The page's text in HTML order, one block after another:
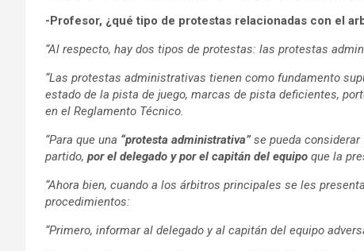
-Profesor, ¿qué tipo de protestas relacionadas con el
“Al respecto, hay dos tipos de protestas: las protestas
“Las protestas administrativas tienen como fundamento
estado de la pista de juego, marcas de pista deficientes,
en el Reglamento Técnico.
“Para que una “protesta administrativa”se pueda considerar
partido, por el delegado y por el capitán del equipo que la
“Ahora bien, cuando a los árbitros principales se les
procedimientos:
“Primero, informar al delegado y al capitán del equipo